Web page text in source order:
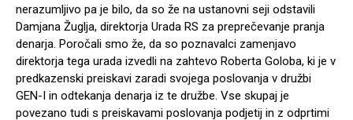
nerazumljivo pa je bilo, da so že na ustanovni seji odstavili
Damjana Žuglja, direktorja Urada RS za preprečevanje pranja
denarja. Poročali smo že, da so poznavalci zamenjavo
direktorja tega urada izvedli na zahtevo Roberta Goloba, ki je v
predkazenski preiskavi zaradi svojega poslovanja v družbi
GEN-I in odtekanja denarja iz te družbe. Vse skupaj je
povezano tudi s preiskavami poslovanja podjetij in z odprtimi